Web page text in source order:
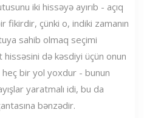
iki hissəyə ayırıb - açıq
fikirdir, çünki o, indiki zamanın
sahib olmaq seçimi
də kəsdiyi üçün onun
heç bir yol yoxdur - bunun
yaratmalı idi, bu da
bənzədir.